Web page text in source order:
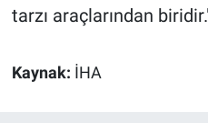
tarzı araçlarından
Kaynak: İHA